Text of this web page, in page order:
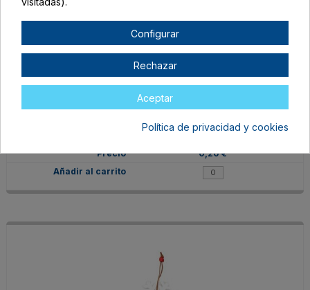
TALLA ÚNICA ADULTO
0,20 €
Configurar
Rechazar
Aceptar
Política de privacidad y cookies